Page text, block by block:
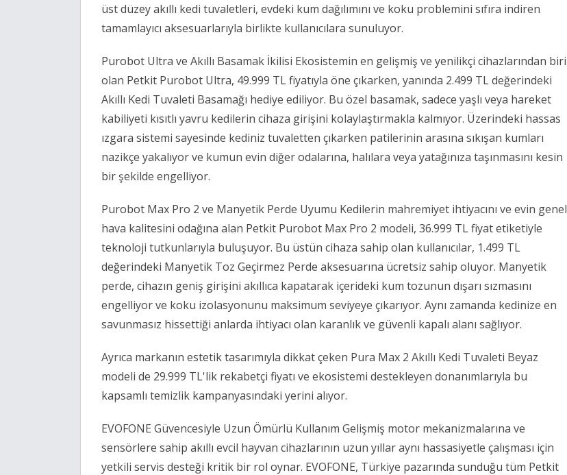
üst düzey akıllı kedi tuvaletleri, evdeki kum dağılımını ve koku problemini sıfıra indiren
tamamlayıcı aksesuarlarıyla birlikte kullanıcılara sunuluyor.
Purobot Ultra ve Akıllı Basamak İkilisi Ekosistemin en gelişmiş ve yenilikçi cihazlarından biri
olan Petkit Purobot Ultra, 49.999 TL fiyatıyla öne çıkarken, yanında 2.499 TL değerindeki
Akıllı Kedi Tuvaleti Basamağı hediye ediliyor. Bu özel basamak, sadece yaşlı veya hareket
kabiliyeti kısıtlı yavru kedilerin cihaza girişini kolaylaştırmakla kalmıyor. Üzerindeki hassas
ızgara sistemi sayesinde kediniz tuvaletten çıkarken patilerinin arasına sıkışan kumları
nazikçe yakalıyor ve kumun evin diğer odalarına, halılara veya yatağınıza taşınmasını kesin
bir şekilde engelliyor.
Purobot Max Pro 2 ve Manyetik Perde Uyumu Kedilerin mahremiyet ihtiyacını ve evin genel
hava kalitesini odağına alan Petkit Purobot Max Pro 2 modeli, 36.999 TL fiyat etiketiyle
teknoloji tutkunlarıyla buluşuyor. Bu üstün cihaza sahip olan kullanıcılar, 1.499 TL
değerindeki Manyetik Toz Geçirmez Perde aksesuarına ücretsiz sahip oluyor. Manyetik
perde, cihazın geniş girişini akıllıca kapatarak içerideki kum tozunun dışarı sızmasını
engelliyor ve koku izolasyonunu maksimum seviyeye çıkarıyor. Aynı zamanda kedinize en
savunmasız hissettiği anlarda ihtiyacı olan karanlık ve güvenli kapalı alanı sağlıyor.
Ayrıca markanın estetik tasarımıyla dikkat çeken Pura Max 2 Akıllı Kedi Tuvaleti Beyaz
modeli de 29.999 TL'lik rekabetçi fiyatı ve ekosistemi destekleyen donanımlarıyla bu
kapsamlı temizlik kampanyasındaki yerini alıyor.
EVOFONE Güvencesiyle Uzun Ömürlü Kullanım Gelişmiş motor mekanizmalarına ve
sensörlere sahip akıllı evcil hayvan cihazlarının uzun yıllar aynı hassasiyetle çalışması için
yetkili servis desteği kritik bir rol oynar. EVOFONE, Türkiye pazarında sunduğu tüm Petkit